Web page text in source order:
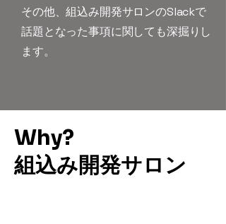
その他、組込み開発サロンのSlackで
話題となった事項に関しても深掘りし
ます。
Why?
組込み開発サロン